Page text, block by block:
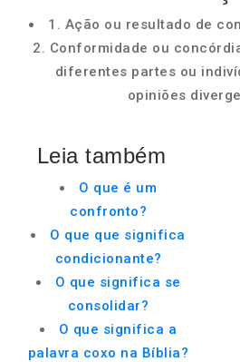
1. Ação ou resultado de
2. Conformidade ou
diferentes partes ou
opiniões
Leia também
O que é um
confronto?
O que que significa
condicionante?
O que significa se
consolidar?
O que significa a
palavra coxo na Bíblia?